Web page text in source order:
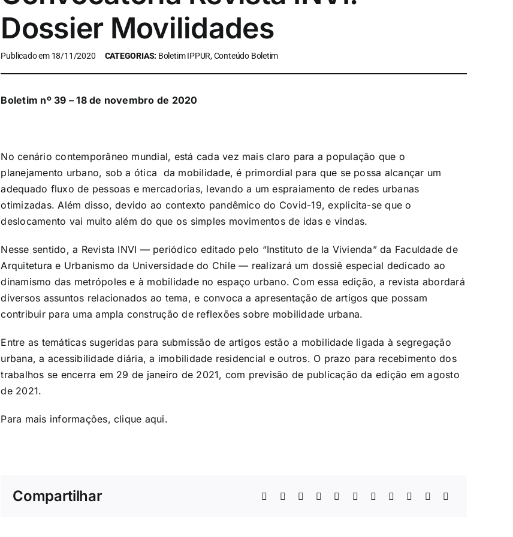
Dossier Movilidades
Publicado em 18/11/2020 CATEGORIAS: Boletim IPPUR, Conteúdo Boletim
Boletim nº 39 – 18 de novembro de 2020
No cenário contemporâneo mundial, está cada vez mais claro para a população que o
planejamento urbano, sob a ótica da mobilidade, é primordial para que se possa alcançar um
adequado fluxo de pessoas e mercadorias, levando a um espraiamento de redes urbanas
otimizadas. Além disso, devido ao contexto pandêmico do Covid-19, explicita-se que o
deslocamento vai muito além do que os simples movimentos de idas e vindas.
Nesse sentido, a Revista INVI — periódico editado pelo “Instituto de la Vivienda” da Faculdade de
Arquitetura e Urbanismo da Universidade do Chile — realizará um dossiê especial dedicado ao
dinamismo das metrópoles e à mobilidade no espaço urbano. Com essa edição, a revista abordará
diversos assuntos relacionados ao tema, e convoca a apresentação de artigos que possam
contribuir para uma ampla construção de reflexões sobre mobilidade urbana.
Entre as temáticas sugeridas para submissão de artigos estão a mobilidade ligada à segregação
urbana, a acessibilidade diária, a imobilidade residencial e outros. O prazo para recebimento dos
trabalhos se encerra em 29 de janeiro de 2021, com previsão de publicação da edição em agosto
de 2021.
Para mais informações, clique aqui.
Compartilhar